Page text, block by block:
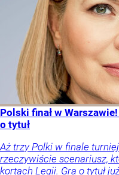
Polski finał w
o tytuł
Aż trzy Polki w finale
rzeczywiście scenariusz,
kortach Legii. Gra o tytuł